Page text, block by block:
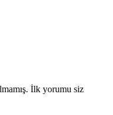
İlk yorumu siz